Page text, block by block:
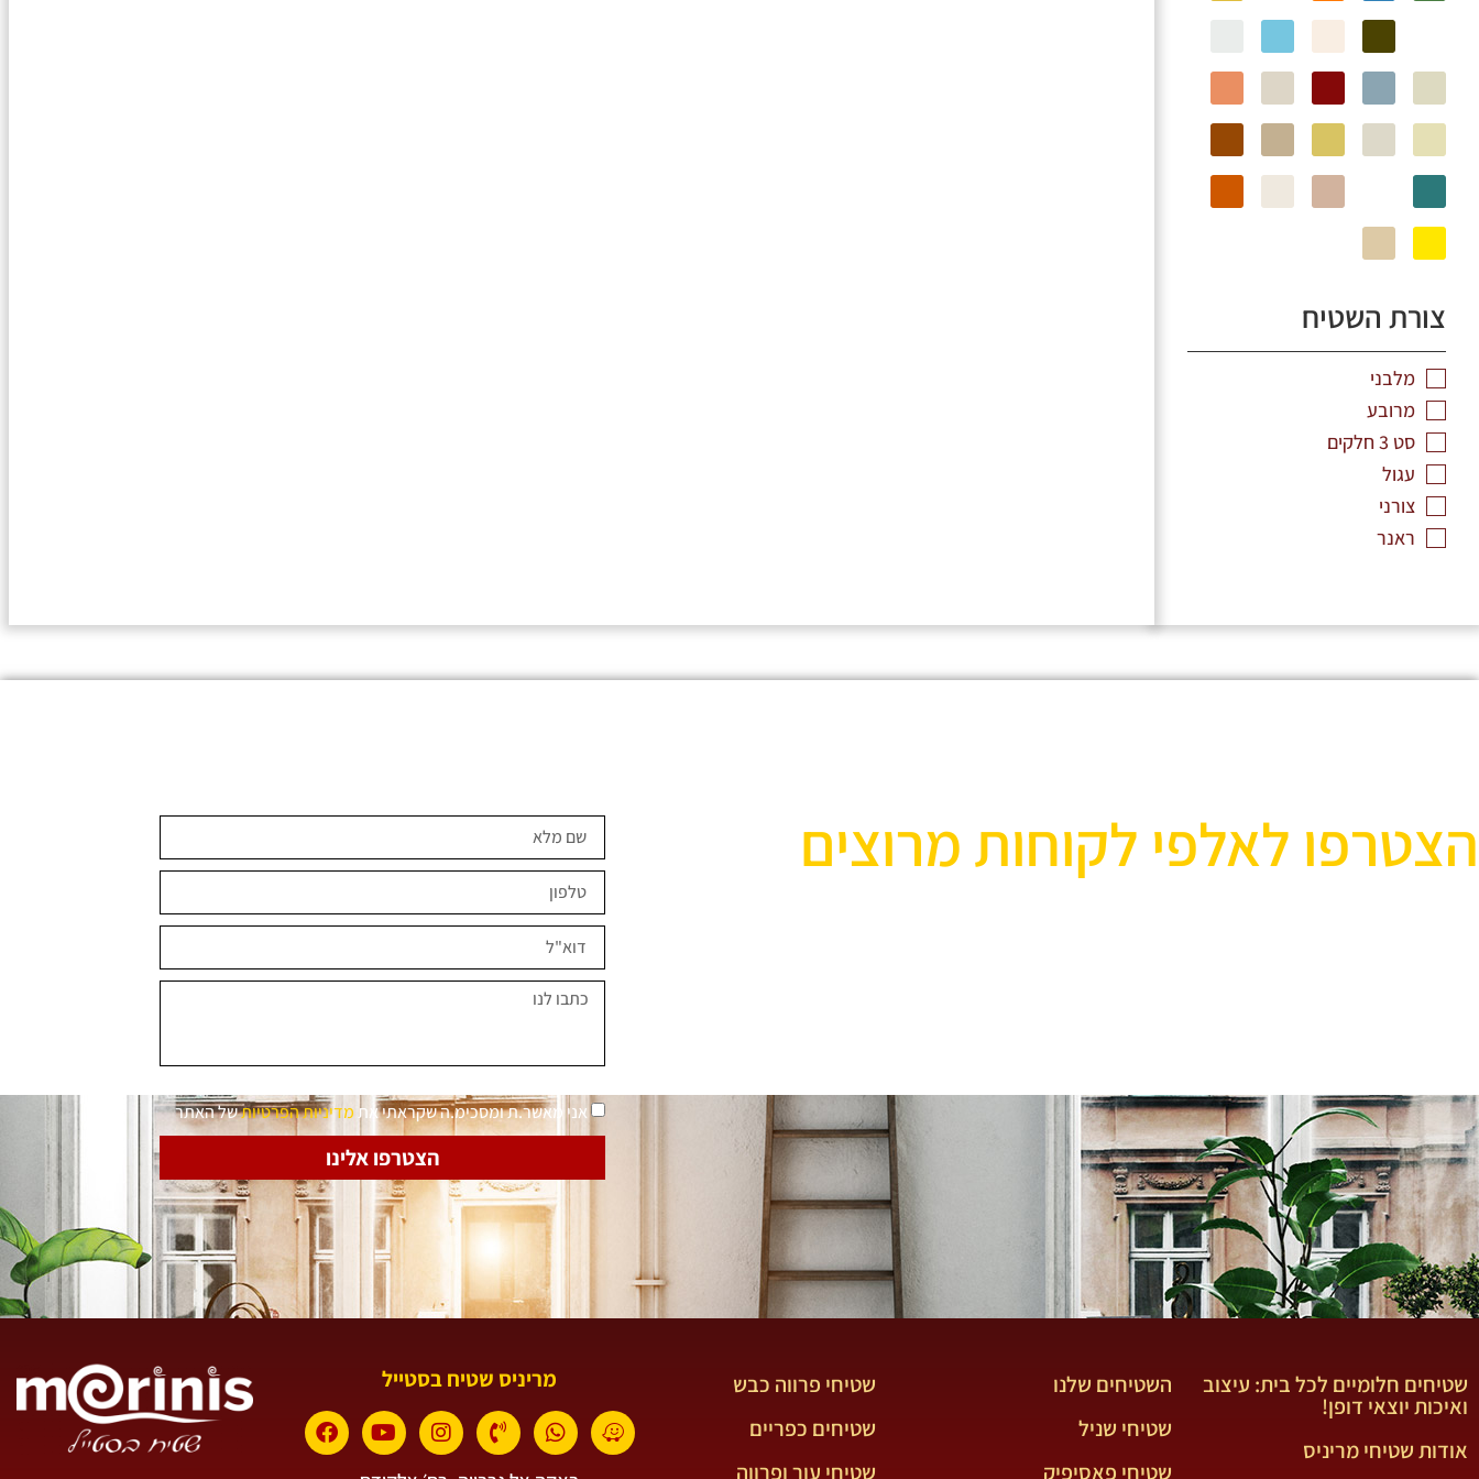
צורת השטיח
מלבני
מרובע
סט 3 חלקים
עגול
צורני
ראנר
הצטרפו לאלפי לקוחות מרוצים
אני מאשר.ת ומסכימ.ה שקראתי את מדיניות הפרטיותשל האתר
הצטרפו אלינו
שטיחים חלומיים לכל בית: עיצוב
ואיכות יוצאי דופן!
אודות שטיחי מריניס
השטיחים שלנו
שטיחי שניל
שטיחי פאסיפיק
שטיחי פרווה כבש
שטיחים כפריים
שטיחי עור ופרווה
מריניס שטיח בסטייל